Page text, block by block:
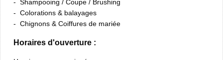
Shampooing / Coupe / Brushing
Colorations & balayages
Chignons & Coiffures de mariée
Horaires d'ouverture :